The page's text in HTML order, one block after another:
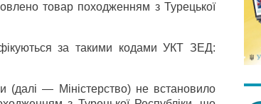
товар походженням з Турецької
за такими кодами УКТ ЗЕД:
(далі — Міністерство) не встановило